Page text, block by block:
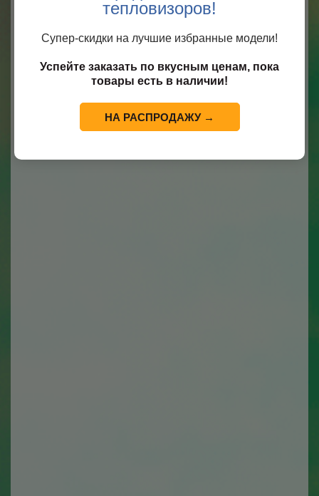
тепловизоров!
Супер-скидки на лучшие избранные модели!
Успейте заказать по вкусным ценам, пока
товары есть в наличии!
НА РАСПРОДАЖУ →